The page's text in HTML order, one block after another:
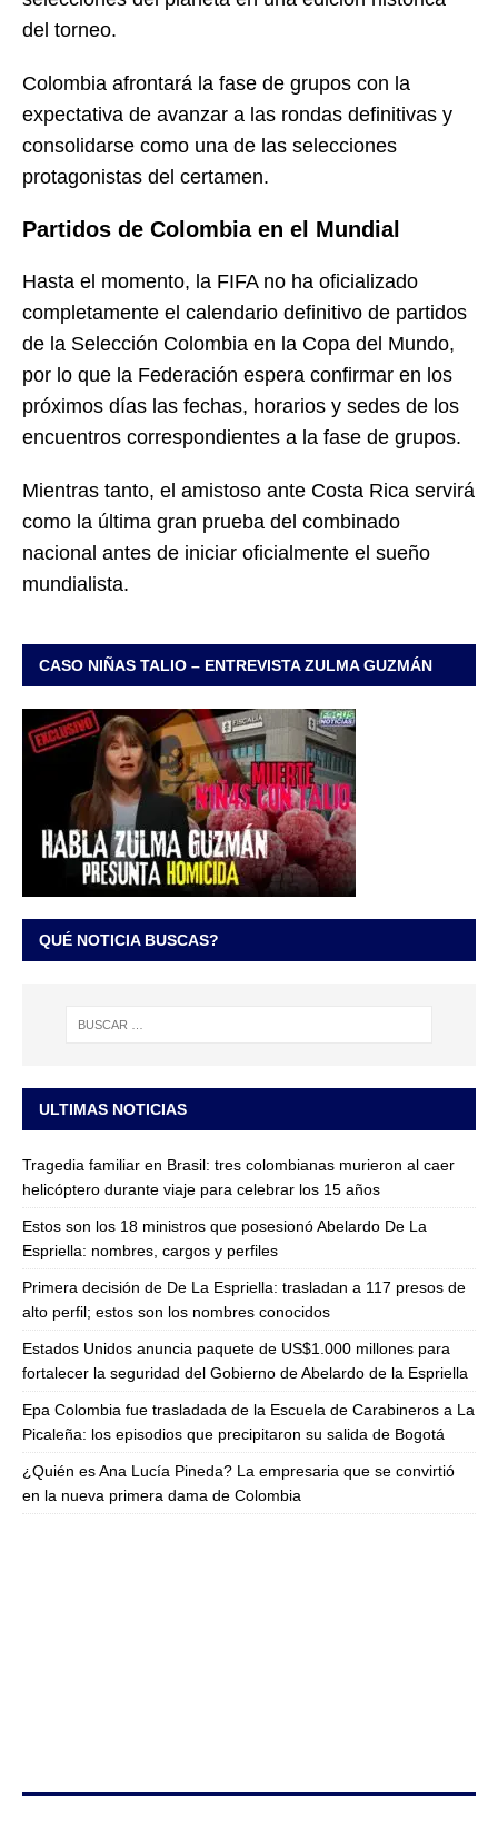
del torneo.
Colombia afrontará la fase de grupos con la
expectativa de avanzar a las rondas definitivas y
consolidarse como una de las selecciones
protagonistas del certamen.
Partidos de Colombia en el Mundial
Hasta el momento, la FIFA no ha oficializado
completamente el calendario definitivo de partidos
de la Selección Colombia en la Copa del Mundo,
por lo que la Federación espera confirmar en los
próximos días las fechas, horarios y sedes de los
encuentros correspondientes a la fase de grupos.
Mientras tanto, el amistoso ante Costa Rica servirá
como la última gran prueba del combinado
nacional antes de iniciar oficialmente el sueño
mundialista.
CASO NIÑAS TALIO – ENTREVISTA ZULMA GUZMÁN
QUÉ NOTICIA BUSCAS?
ULTIMAS NOTICIAS
Tragedia familiar en Brasil: tres colombianas murieron al caer
helicóptero durante viaje para celebrar los 15 años
Estos son los 18 ministros que posesionó Abelardo De La
Espriella: nombres, cargos y perfiles
Primera decisión de De La Espriella: trasladan a 117 presos de
alto perfil; estos son los nombres conocidos
Estados Unidos anuncia paquete de US$1.000 millones para
fortalecer la seguridad del Gobierno de Abelardo de la Espriella
Epa Colombia fue trasladada de la Escuela de Carabineros a La
Picaleña: los episodios que precipitaron su salida de Bogotá
¿Quién es Ana Lucía Pineda? La empresaria que se convirtió
en la nueva primera dama de Colombia